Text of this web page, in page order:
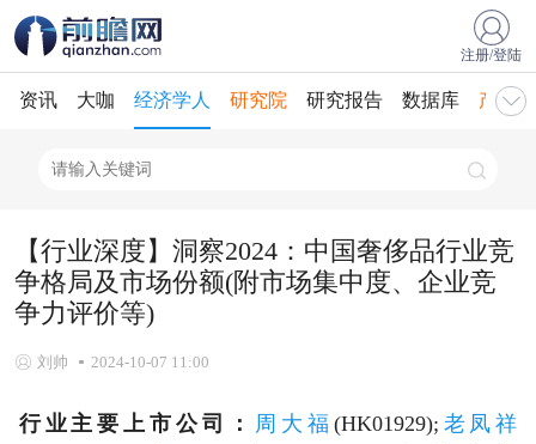
注册/登陆
资讯 大咖 经济学人 研究院 研究报告 数据库 产业
【行业深度】洞察2024：中国奢侈品行业竞
争格局及市场份额(附市场集中度、企业竞
争力评价等)
刘帅 2024-10-07 11:00
行业主要上市公司： 周大福 (HK01929); 老凤祥